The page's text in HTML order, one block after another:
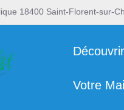
18400 Saint-Florent-sur-
Votre